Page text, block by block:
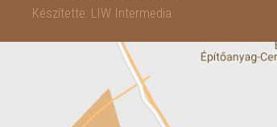
Készítette: LIW Intermedia